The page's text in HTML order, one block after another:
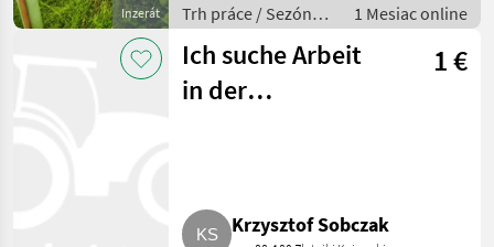
Inzerát
Trh práce / Sezónni
pracovníci
1 Mesiac online
Ich suche Arbeit
in der
1 €
Krzysztof Sobczak